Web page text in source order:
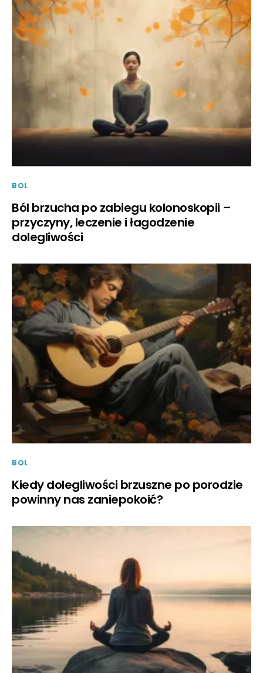
BOL
Ból brzucha po zabiegu kolonoskopii –
przyczyny, leczenie i łagodzenie
dolegliwości
BOL
Kiedy dolegliwości brzuszne po porodzie
powinny nas zaniepokoić?